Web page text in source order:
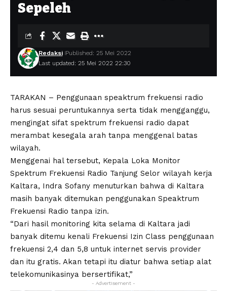
Sepeleh
Last updated: 25 Mei 2022 22:30
Redaksi Published: 25 Mei 2022
TARAKAN – Penggunaan speaktrum frekuensi radio
harus sesuai peruntukannya serta tidak mengganggu,
mengingat sifat spektrum frekuensi radio dapat
merambat kesegala arah tanpa menggenal batas
wilayah.
Menggenai hal tersebut, Kepala Loka Monitor
Spektrum Frekuensi Radio Tanjung Selor wilayah kerja
Kaltara, Indra Sofany menuturkan bahwa di Kaltara
masih banyak ditemukan penggunakan Speaktrum
Frekuensi Radio tanpa izin.
“Dari hasil monitoring kita selama di Kaltara jadi
banyak ditemu kenali Frekuensi Izin Class penggunaan
frekuensi 2,4 dan 5,8 untuk internet servis provider
dan itu gratis. Akan tetapi itu diatur bahwa setiap alat
telekomunikasinya bersertifikat,”
- Advertisement -